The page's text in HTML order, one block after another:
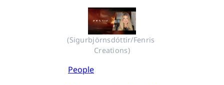
(Sigurbjörnsdóttir/Fenris
Creations)
People